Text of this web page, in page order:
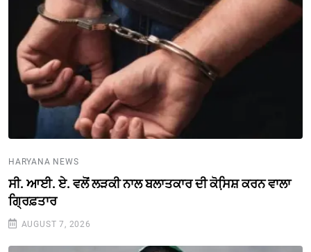
HARYANA NEWS
ਸੀ. ਆਈ. ਏ. ਵਲੋਂ ਲੜਕੀ ਨਾਲ ਬਲਾਤਕਾਰ ਦੀ ਕੋਸਿ਼ਸ਼ ਕਰਨ ਵਾਲਾ
ਗ੍ਰਿਫ਼ਤਾਰ
AUGUST 7, 2026